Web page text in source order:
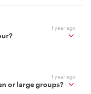
1 year ago
1 year ago
or large groups?